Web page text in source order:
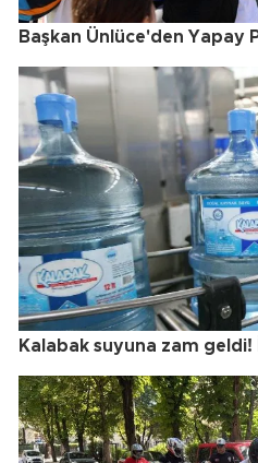
Başkan Ünlüce'den Yapay
Kalabak suyuna zam